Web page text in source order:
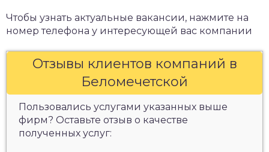
Чтобы узнать актуальные вакансии, нажмите на
номер телефона у интересующей вас компании
Отзывы клиентов компаний в
Беломечетской
Пользовались услугами указанных выше
фирм? Оставьте отзыв о качестве
полученных услуг: